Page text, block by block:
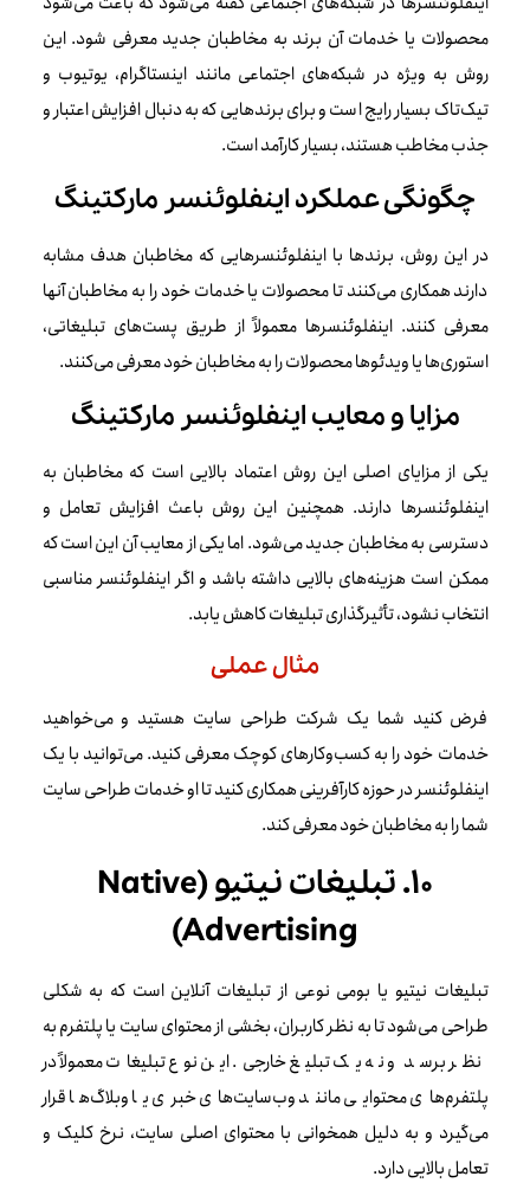
محصولات یا خدمات آن برند به مخاطبان جدید معرفی شود. این
روش به ویژه در شبکه‌های اجتماعی مانند اینستاگرام، یوتیوب و
تیک‌تاک بسیار رایج است و برای برندهایی که به دنبال افزایش اعتبار و
جذب مخاطب هستند، بسیار کارآمد است.
چگونگی عملکرد اینفلوئنسر مارکتینگ
در این روش، برندها با اینفلوئنسرهایی که مخاطبان هدف مشابه
دارند همکاری می‌کنند تا محصولات یا خدمات خود را به مخاطبان آنها
معرفی کنند. اینفلوئنسرها معمولاً از طریق پست‌های تبلیغاتی،
استوری‌ها یا ویدئوها محصولات را به مخاطبان خود معرفی می‌کنند.
مزایا و معایب اینفلوئنسر مارکتینگ
یکی از مزایای اصلی این روش اعتماد بالایی است که مخاطبان به
اینفلوئنسرها دارند. همچنین این روش باعث افزایش تعامل و
دسترسی به مخاطبان جدید می‌شود. اما یکی از معایب آن این است که
ممکن است هزینه‌های بالایی داشته باشد و اگر اینفلوئنسر مناسبی
انتخاب نشود، تأثیرگذاری تبلیغات کاهش یابد.
مثال عملی
فرض کنید شما یک شرکت طراحی سایت هستید و می‌خواهید
خدمات خود را به کسب‌وکارهای کوچک معرفی کنید. می‌توانید با یک
اینفلوئنسر در حوزه کارآفرینی همکاری کنید تا او خدمات طراحی سایت
شما را به مخاطبان خود معرفی کند.
۱۰. تبلیغات نیتیو (Native
Advertising)
تبلیغات نیتیو یا بومی نوعی از تبلیغات آنلاین است که به شکلی
طراحی می‌شود تا به نظر کاربران، بخشی از محتوای سایت یا پلتفرم به
نظر برسد و نه یک تبلیغ خارجی. این نوع تبلیغات معمولاً در
پلتفرم‌های محتوایی مانند وب‌سایت‌های خبری یا وبلاگ‌ها قرار
می‌گیرد و به دلیل همخوانی با محتوای اصلی سایت، نرخ کلیک و
تعامل بالایی دارد.